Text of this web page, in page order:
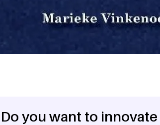
Do you want to